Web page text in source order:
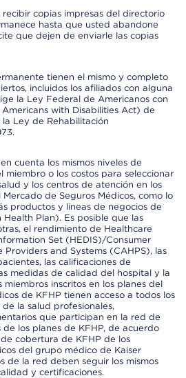
copias impresas del directorio
hasta que usted abandone
que dejen de enviarle las copias
tienen el mismo y completo
incluidos los afiliados con alguna
la Ley Federal de Americanos con
with Disabilities Act) de
Ley de Rehabilitación
cuenta los mismos niveles de
miembro o los costos para seleccionar
y los centros de atención en los
de Seguros Médicos, como lo
productos y líneas de negocios de
Plan). Es posible que las
el rendimiento de Healthcare
Set (HEDIS)/Consumer
Providers and Systems (CAHPS), las
las calificaciones de
medidas de calidad del hospital y la
inscritos en los planes del
de KFHP tienen acceso a todos los
la salud profesionales,
que participan en la red de
los planes de KFHP, de acuerdo
cobertura de KFHP de los
del grupo médico de Kaiser
de la red deben seguir los mismos
y certificaciones.